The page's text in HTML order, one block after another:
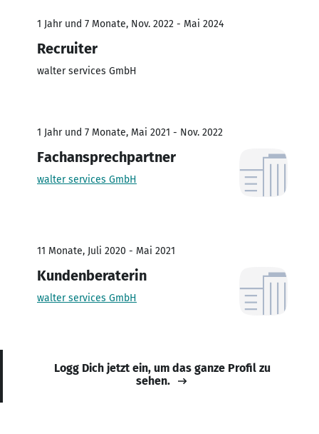
1 Jahr und 7 Monate, Nov. 2022 - Mai 2024
Recruiter
walter services GmbH
1 Jahr und 7 Monate, Mai 2021 - Nov. 2022
Fachansprechpartner
walter services GmbH
11 Monate, Juli 2020 - Mai 2021
Kundenberaterin
walter services GmbH
Logg Dich jetzt ein, um das ganze Profil zu
sehen.